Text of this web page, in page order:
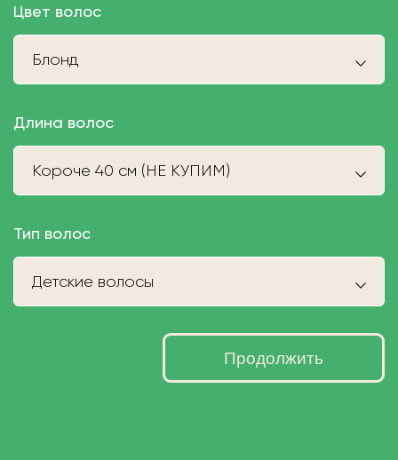
Цвет волос
Блонд
Длина волос
Короче 40 см (НЕ КУПИМ)
Тип волос
Детские волосы
Продолжить